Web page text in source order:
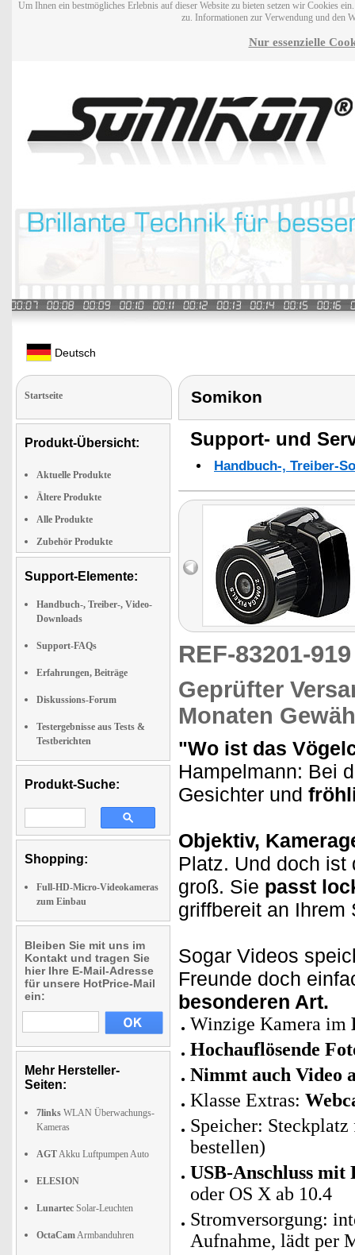
Um Ihnen ein bestmögliches Erlebnis auf dieser Website zu bieten setzen wir Cookies
zu. Informationen zur Verwendung und den
Nur essenzielle
Deutsch
Startseite
Produkt-Übersicht:
Aktuelle Produkte
Ältere Produkte
Alle Produkte
Zubehör Produkte
Support-Elemente:
Handbuch-, Treiber-, Video-
Downloads
Support-FAQs
Erfahrungen, Beiträge
Diskussions-Forum
Testergebnisse aus Tests &
Testberichten
Produkt-Suche:
Shopping:
Full-HD-Micro-Videokameras
zum Einbau
Bleiben Sie mit uns im
Kontakt und tragen Sie
hier Ihre E-Mail-Adresse
für unsere HotPrice-Mail
ein:
Mehr Hersteller-
Seiten:
7links WLAN Überwachungs-
Kameras
AGTAkku Luftpumpen Auto
ELESION
Lunartec Solar-Leuchten
OctaCamArmbanduhren
Somikon
Support- und
Handbuch-, Treiber-
REF-83201-
Geprüfter
Monaten
"Wo ist das
Hampelmann: Bei
Gesichter und
Objektiv,
Platz. Und doch ist
groß. Sie passt
griffbereit an Ihrem
Sogar Videos
Freunde doch
besonderen Art.
Winzige Kamera im
Hochauflösende
Nimmt auch Video
Klasse Extras:
Speicher:
bestellen)
USB-Anschluss mit
oder OS X ab 10.4
Stromversorgung:
Aufnahme, lädt per